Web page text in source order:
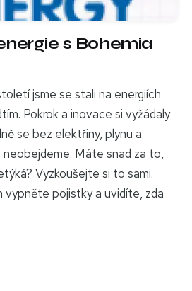
s Bohemia
jsme se stali na energiích
Pokrok a inovace si vyžádaly
se bez elektřiny, plynu a
Máte snad za to,
Vyzkoušejte si to sami.
vypněte pojistky a uvidíte, zda